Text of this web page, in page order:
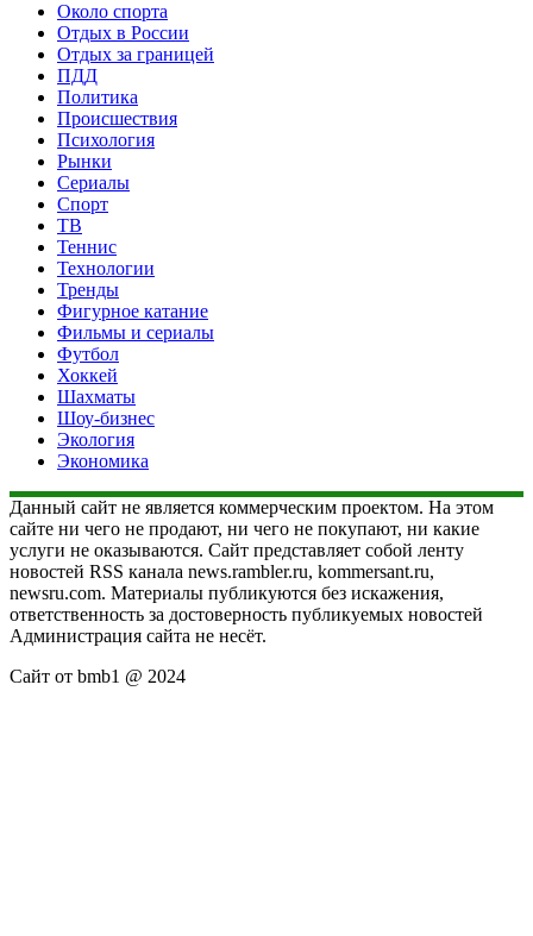
Около спорта
Отдых в России
Отдых за границей
ПДД
Политика
Происшествия
Психология
Рынки
Сериалы
Спорт
ТВ
Теннис
Технологии
Тренды
Фигурное катание
Фильмы и сериалы
Футбол
Хоккей
Шахматы
Шоу-бизнес
Экология
Экономика
Данный сайт не является коммерческим проектом. На этом
сайте ни чего не продают, ни чего не покупают, ни какие
услуги не оказываются. Сайт представляет собой ленту
новостей RSS канала news.rambler.ru, kommersant.ru,
newsru.com. Материалы публикуются без искажения,
ответственность за достоверность публикуемых новостей
Администрация сайта не несёт.
Сайт от bmb1 @ 2024